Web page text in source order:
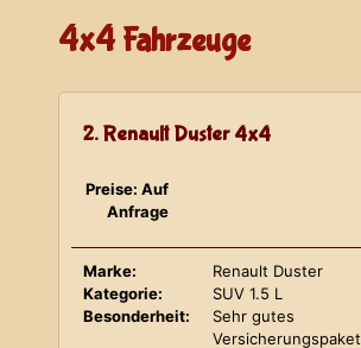
4x4 Fahrzeuge
2. Renault Duster 4x4
Preise: Auf
Anfrage
Marke:
Renault Duster
Kategorie:
SUV 1.5 L
Besonderheit:
Sehr gutes
Versicherungspaket